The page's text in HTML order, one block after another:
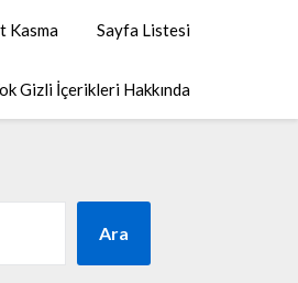
Kasma Sayfa Listesi
Gizli İçerikleri Hakkında
Ara